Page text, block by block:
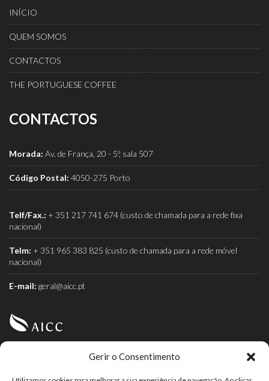
Gerir o Consentimento
INÍCIO
QUEM SOMOS
CONTACTOS
THE PORTUGUESE COFFEE
CONTACTOS
Morada: Av. de França, 20 - 5º, sala 507
Código Postal: 4050-275 Porto
Telf/Fax.: + 351 217 741 674 (custo de chamada para a rede fixa
nacional)
Telm: + 351 965 383 825 (custo de chamada para a rede móvel
nacional)
E-mail: geral@aicc.pt
AICC (Associação Industrial e Comercial do Café) é a
associação dos torrefactores de café.